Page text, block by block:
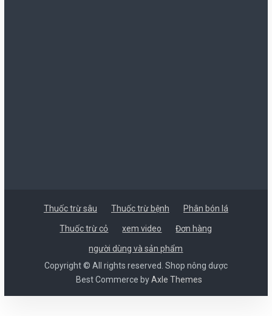
Thuốc trừ sâu Thuốc trừ bệnh Phân bón lá
Thuốc trừ cỏ xem video Đơn hàng
người dùng và sản phẩm
Copyright © All rights reserved. Shop nông dược
Best Commerce byAxle Themes